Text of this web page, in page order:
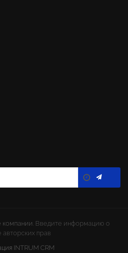
компании. Введите информацию о
авторских прав
INTRUM CRM